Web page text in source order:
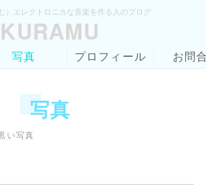
）エレクトロニカな音楽を作る人のブログ
KURAMU
写真 プロフィール お問
写真
い写真